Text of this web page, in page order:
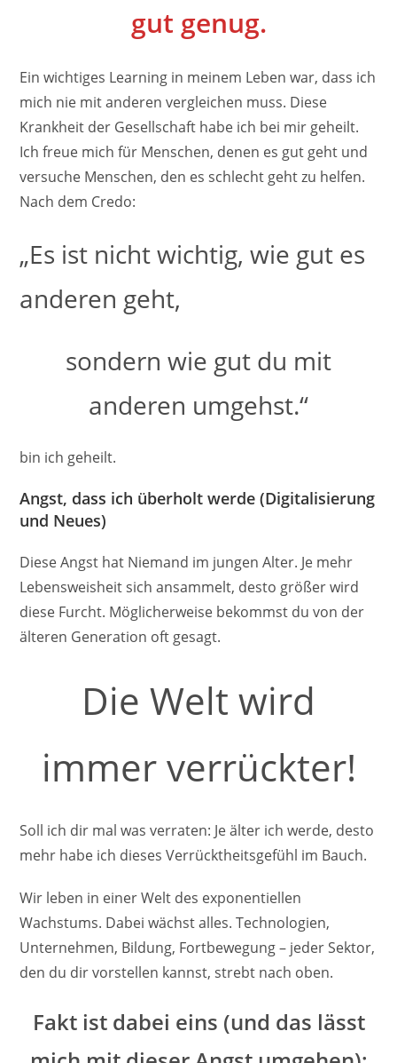
gut genug.
Ein wichtiges Learning in meinem Leben war, dass ich
mich nie mit anderen vergleichen muss. Diese
Krankheit der Gesellschaft habe ich bei mir geheilt.
Ich freue mich für Menschen, denen es gut geht und
versuche Menschen, den es schlecht geht zu helfen.
Nach dem Credo:
„Es ist nicht wichtig, wie gut es
anderen geht,
sondern wie gut du mit
anderen umgehst.“
bin ich geheilt.
Angst, dass ich überholt werde (Digitalisierung
und Neues)
Diese Angst hat Niemand im jungen Alter. Je mehr
Lebensweisheit sich ansammelt, desto größer wird
diese Furcht. Möglicherweise bekommst du von der
älteren Generation oft gesagt.
Die Welt wird
immer verrückter!
Soll ich dir mal was verraten: Je älter ich werde, desto
mehr habe ich dieses Verrücktheitsgefühl im Bauch.
Wir leben in einer Welt des exponentiellen
Wachstums. Dabei wächst alles. Technologien,
Unternehmen, Bildung, Fortbewegung – jeder Sektor,
den du dir vorstellen kannst, strebt nach oben.
Fakt ist dabei eins (und das lässt